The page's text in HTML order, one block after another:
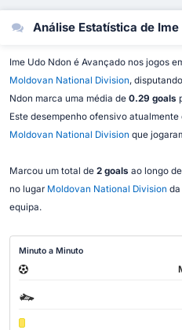
Análise Estatística de Ime
Ime Udo Ndon é Avançado nos jogos
Moldovan National Division,
Ndon marca uma média de 0.29 goals
Este desempenho ofensivo
Moldovan National Division que
Marcou um total de 2 goals ao longo
no lugar Moldovan National Division da
equipa.
Minuto a Minuto